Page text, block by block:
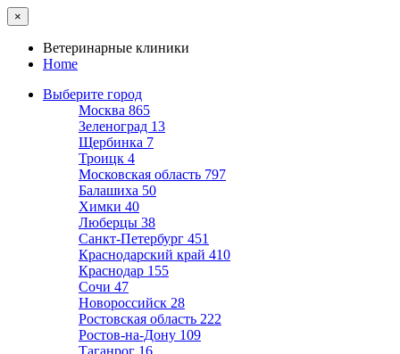
×
Ветеринарные клиники
Home
Выберите город
Москва 865
Зеленоград 13
Щербинка 7
Троицк 4
Московская область 797
Балашиха 50
Химки 40
Люберцы 38
Санкт-Петербург 451
Краснодарский край 410
Краснодар 155
Сочи 47
Новороссийск 28
Ростовская область 222
Ростов-на-Дону 109
Таганрог 16